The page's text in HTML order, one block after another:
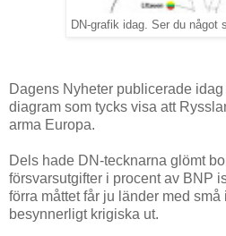
DN-grafik idag. Ser du något
Dagens Nyheter publicerade
diagram som tycks visa att
arma Europa.
Dels hade DN-tecknarna glömt
försvarsutgifter i procent av BNP
förra måttet får ju länder med små
besynnerligt krigiska ut.